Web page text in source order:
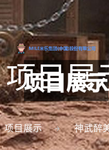
项目展
项目展示 神武醉